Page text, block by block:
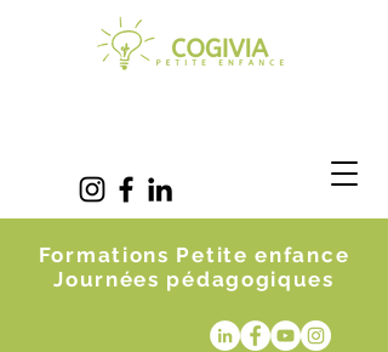
Formations Petite enfance
Journées pédagogiques